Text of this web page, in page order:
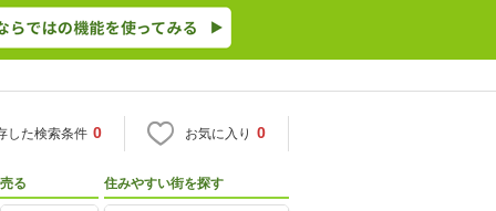
した検索条件 0 お気に入り 0
売る 住みやすい街を探す